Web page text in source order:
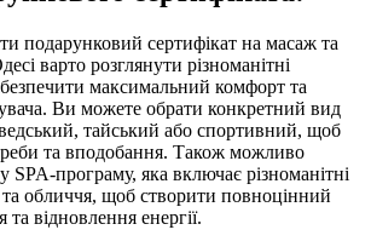
подарунковий сертифікат на масаж та
варто розглянути різноманітні
максимальний комфорт та
Ви можете обрати конкретний вид
тайський або спортивний, щоб
та вподобання. Також можливо
SPA-програму, яка включає різноманітні
та обличчя, щоб створити повноцінний
та відновлення енергії.